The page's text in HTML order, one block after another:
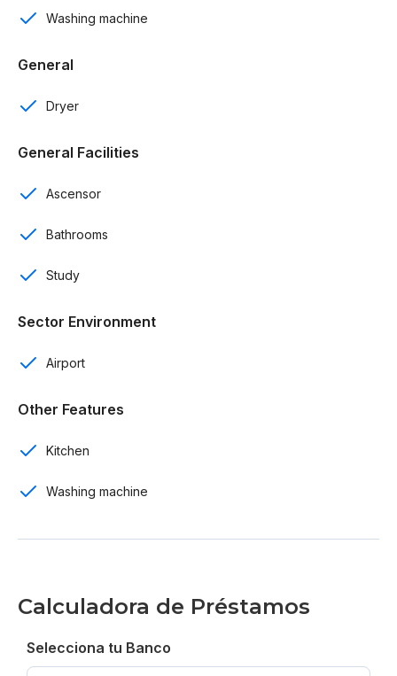
Estudio
Lavadora – secadora incluida
Terraza
Jacuzzi
Sendero peatonal
Sauna
Piscina
Sala de juntas
Restaurante
Washing machine
General
Dryer
General Facilities
Ascensor
Bathrooms
Study
Sector Environment
Airport
Other Features
Kitchen
Washing machine
Calculadora de Préstamos
Selecciona tu Banco